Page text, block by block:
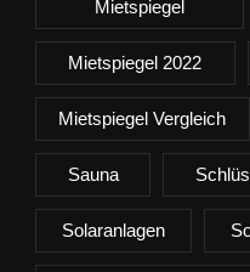
Mietspiegel
Mietspiegel 2022
Mietspiegel Vergleich
Sauna
Solaranlagen